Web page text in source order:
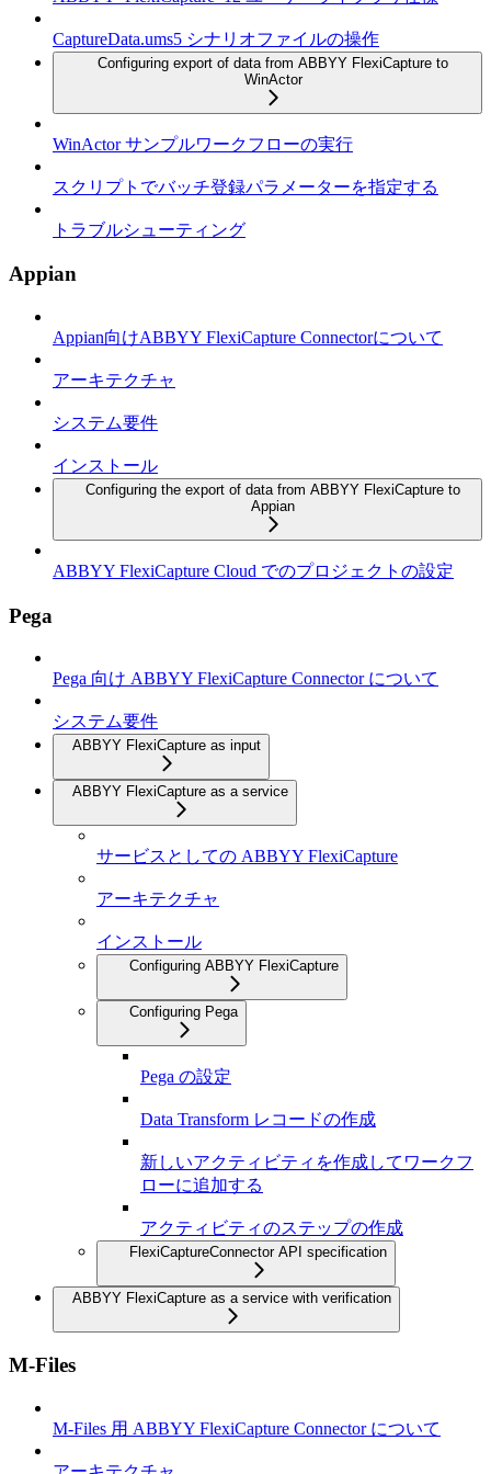
CaptureData.ums5 シナリオファイルの操作
Configuring export of data from ABBYY FlexiCapture to
WinActor
WinActor サンプルワークフローの実行
スクリプトでバッチ登録パラメーターを指定する
トラブルシューティング
Appian
Appian向けABBYY FlexiCapture Connectorについて
アーキテクチャ
システム要件
インストール
Configuring the export of data from ABBYY FlexiCapture to
Appian
ABBYY FlexiCapture Cloud でのプロジェクトの設定
Pega
Pega 向け ABBYY FlexiCapture Connector について
システム要件
ABBYY FlexiCapture as input
ABBYY FlexiCapture as a service
サービスとしての ABBYY FlexiCapture
アーキテクチャ
インストール
Configuring ABBYY FlexiCapture
Configuring Pega
Pega の設定
Data Transform レコードの作成
新しいアクティビティを作成してワークフ
ローに追加する
アクティビティのステップの作成
FlexiCaptureConnector API specification
ABBYY FlexiCapture as a service with verification
M-Files
M-Files 用 ABBYY FlexiCapture Connector について